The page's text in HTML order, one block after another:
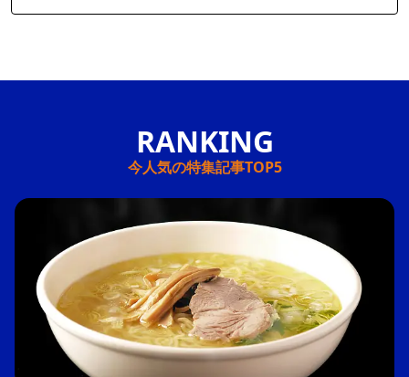
今人気の特集記事TOP5